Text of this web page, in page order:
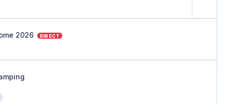
de Rome 2026
2026 DIRECT
solutions
camping